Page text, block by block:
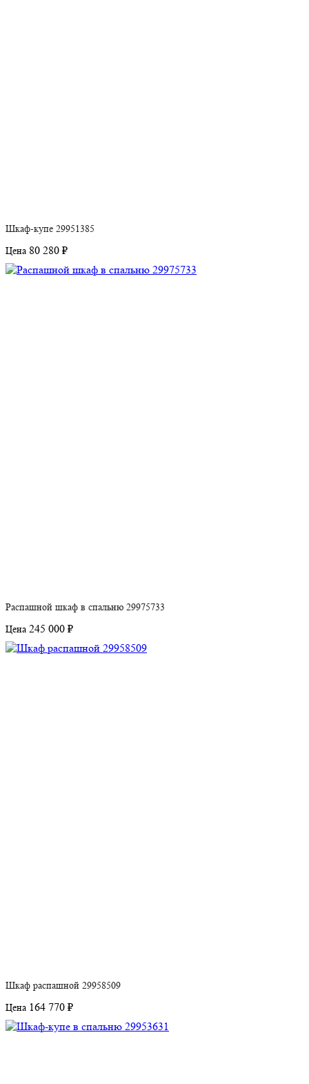
Шкаф-купе 29951385
Цена 80 280 ₽
Распашной шкаф в спальню 29975733
Цена 245 000 ₽
Шкаф распашной 29958509
Цена 164 770 ₽